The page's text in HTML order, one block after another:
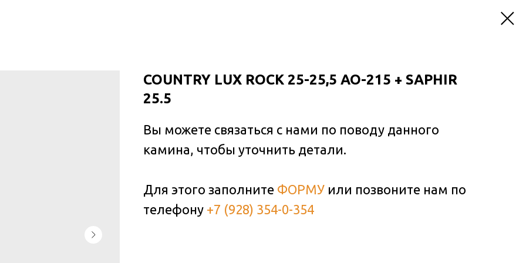
COUNTRY LUX ROCK 25-25,5 AO-215 + SAPHIR
25.5
Вы можете связаться с нами по поводу данного
камина, чтобы уточнить детали.
Для этого заполните ФОРМУ или позвоните нам по
телефону +7 (928) 354-0-354